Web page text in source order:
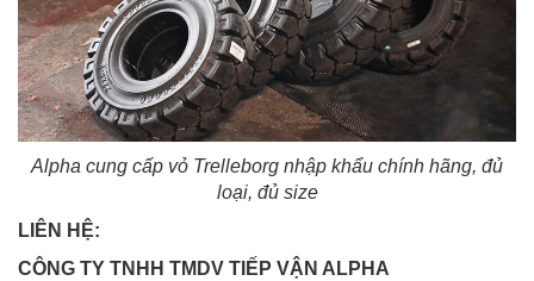
Alpha cung cấp vỏ Trelleborg nhập khẩu chính hãng, đủ
loại, đủ size
LIÊN HỆ:
CÔNG TY TNHH TMDV TIẾP VẬN ALPHA